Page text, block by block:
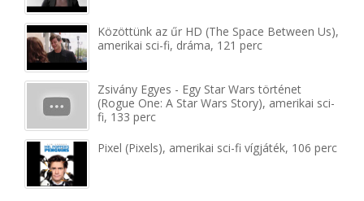
Közöttünk az űr HD (The Space Between Us),
amerikai sci-fi, dráma, 121 perc
Zsivány Egyes - Egy Star Wars történet
(Rogue One: A Star Wars Story), amerikai sci-
fi, 133 perc
Pixel (Pixels), amerikai sci-fi vígjáték, 106 perc